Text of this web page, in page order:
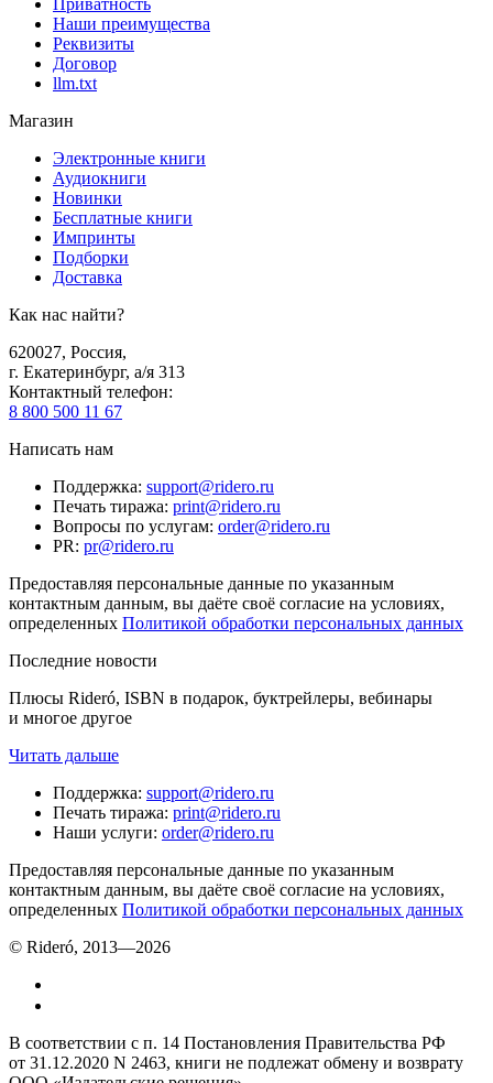
Приватность
Наши преимущества
Реквизиты
Договор
llm.txt
Магазин
Электронные книги
Аудиокниги
Новинки
Бесплатные книги
Импринты
Подборки
Доставка
Как нас найти?
620027, Россия,
г. Екатеринбург, а/я 313
Контактный телефон:
8 800 500 11 67
Написать нам
Поддержка: support@ridero.ru
Печать тиража: print@ridero.ru
Вопросы по услугам: order@ridero.ru
PR: pr@ridero.ru
Предоставляя персональные данные по указанным
контактным данным, вы даёте своё согласие на условиях,
определенных Политикой обработки персональных данных
Последние новости
Плюсы Rideró, ISBN в подарок, буктрейлеры, вебинары
и многое другое
Читать дальше
Поддержка: support@ridero.ru
Печать тиража: print@ridero.ru
Наши услуги: order@ridero.ru
Предоставляя персональные данные по указанным
контактным данным, вы даёте своё согласие на условиях,
определенных Политикой обработки персональных данных
© Rideró, 2013—2026
В соответствии с п. 14 Постановления Правительства РФ
от 31.12.2020 N 2463, книги не подлежат обмену и возврату